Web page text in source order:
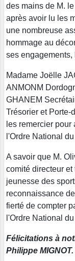
des mains de M.
après avoir lu les
une nombreuse
hommage au
ses engagements,
Madame Joëlle
ANMONM
GHANEM
Trésorier et Porte-
les remercier
l'Ordre National
A savoir que M.
comité directeur
jeunesse des
reconnaissance
fierté de compter
l'Ordre National
Félicitations à
Philippe MIGNOT.